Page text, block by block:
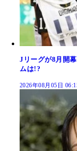
Jリーグが8月開
ムは!?
2026年08月05日